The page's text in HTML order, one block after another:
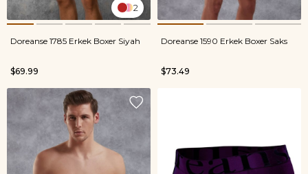
2
Doreanse 1785 Erkek Boxer Siyah
$69.99
Doreanse 1590 Erkek Boxer Saks
$73.49